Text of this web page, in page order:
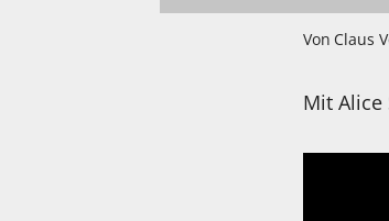
Von Claus
Mit Alice